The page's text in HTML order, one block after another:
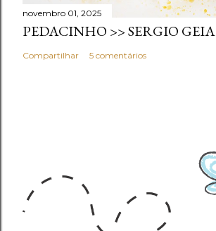
novembro 01, 2025
PEDACINHO >> SERGIO GEIA
Compartilhar 5 comentários